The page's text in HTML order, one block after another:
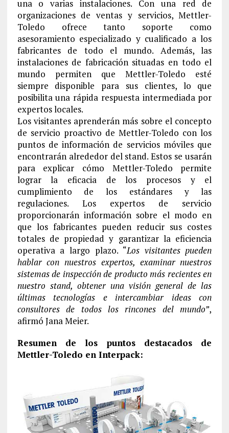
una o varias instalaciones. Con una red de
organizaciones de ventas y servicios, Mettler-
Toledo ofrece tanto soporte como
asesoramiento especializado y cualificado a los
fabricantes de todo el mundo. Además, las
instalaciones de fabricación situadas en todo el
mundo permiten que Mettler-Toledo esté
siempre disponible para sus clientes, lo que
posibilita una rápida respuesta intermediada por
expertos locales.
Los visitantes aprenderán más sobre el concepto
de servicio proactivo de Mettler-Toledo con los
puntos de información de servicios móviles que
encontrarán alrededor del stand. Estos se usarán
para explicar cómo Mettler-Toledo permite
lograr la eficacia de los procesos y el
cumplimiento de los estándares y las
regulaciones. Los expertos de servicio
proporcionarán información sobre el modo en
que los fabricantes pueden reducir sus costes
totales de propiedad y garantizar la eficiencia
operativa a largo plazo. “Los visitantes pueden
hablar con nuestros expertos, examinar nuestros
sistemas de inspección de producto más recientes en
nuestro stand, obtener una visión general de las
últimas tecnologías e intercambiar ideas con
consultores de todos los rincones del mundo”,
afirmó Jana Meier.
Resumen de los puntos destacados de
Mettler-Toledo en Interpack: